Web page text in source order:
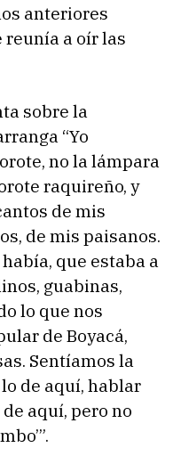
anteriores
reunía a oír las
sobre la
“Yo
no la lámpara
raquireño, y
de mis
de mis paisanos.
que estaba a
guabinas,
lo que nos
de Boyacá,
Sentíamos la
de aquí, hablar
aquí, pero no